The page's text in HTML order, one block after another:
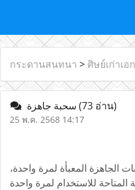
กระดานสนทนา > ศิษย์เก่าเ
(73 อ่าน)
25 พ.ค. 2568 14:17
المعبأة لمرة واحدة،
المتاحة للاستخدام لمرة واحدة